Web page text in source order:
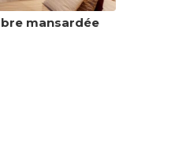
mansardée